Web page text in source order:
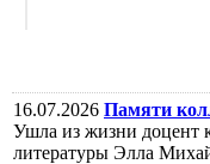
16.07.2026 Памяти
Ушла из жизни доцент
литературы Элла